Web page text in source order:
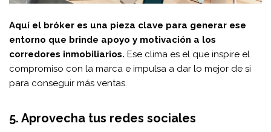
Aquí el bróker es una pieza clave para generar ese
entorno que brinde apoyo y motivación a los
corredores inmobiliarios. Ese clima es el que inspire el
compromiso con la marca e impulsa a dar lo mejor de si
para conseguir más ventas.
5. Aprovecha tus redes sociales